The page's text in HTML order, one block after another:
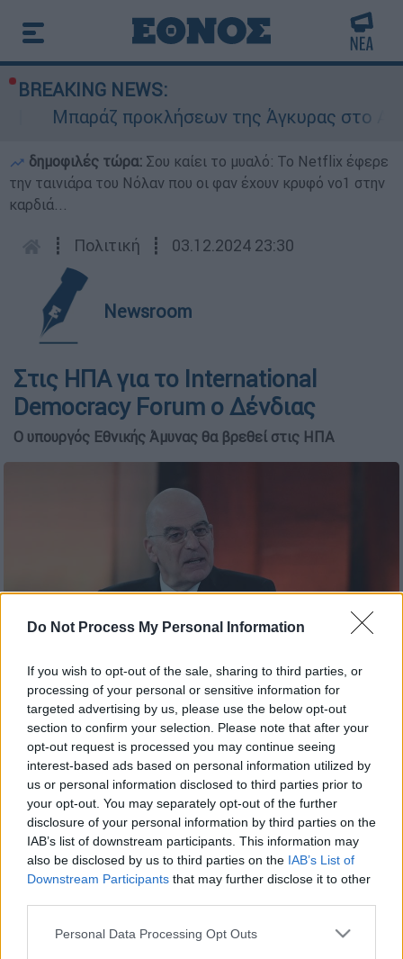
Do Not Process My Personal Information
If you wish to opt-out of the sale, sharing to third parties, or
processing of your personal or sensitive information for
targeted advertising by us, please use the below opt-out
section to confirm your selection. Please note that after your
opt-out request is processed you may continue seeing
interest-based ads based on personal information utilized by
us or personal information disclosed to third parties prior to
your opt-out. You may separately opt-out of the further
disclosure of your personal information by third parties on the
IAB’s list of downstream participants. This information may
also be disclosed by us to third parties on the IAB’s List of
Downstream Participants that may further disclose it to other
Please note that this website/app uses one or more Google
Personal Data Processing Opt Outs
BREAKING NEWS:
Μπαράζ προκλήσεων της Άγκυρας στο
δημοφιλές τώρα: Σου καίει το μυαλό: Το Netflix έφερε
την ταινιάρα του Νόλαν που οι φαν έχουν κρυφό νο1 στην
καρδιά...
┋ Πολιτική ┋ 03.12.2024 23:30
Newsroom
Στις ΗΠΑ για το International
Democracy Forum ο Δένδιας
Ο υπουργός Εθνικής Άμυνας θα βρεθεί στις ΗΠΑ
Ο Νίκος Δένδιας (ΤΑΤΙΑΝΑ ΜΠΟΛΑΡΗ/EUROKINISSI)
Προσθέστε το ΕΘΝΟΣ στη Google
ΣτηνΟυάσινγκτοντωνΗΠΑθα βρεθεί την
Τετάρτη (4/12) οΝίκος Δένδιας,
προκειμένου να δώσει το «παρών» στο
International Democracy Union Forum.
ΔΙΑΒΑΣΤΕ ΕΠΙΣΗΣ